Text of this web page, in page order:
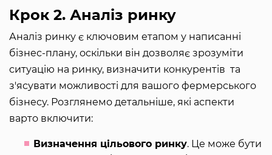
Крок 2. Аналіз ринку
Аналіз ринку є ключовим етапом у написанні
бізнес-плану, оскільки він дозволяє зрозуміти
ситуацію на ринку, визначити конкурентів та
з'ясувати можливості для вашого фермерського
бізнесу. Розглянемо детальніше, які аспекти
варто включити:
Визначення цільового ринку. Це може бути